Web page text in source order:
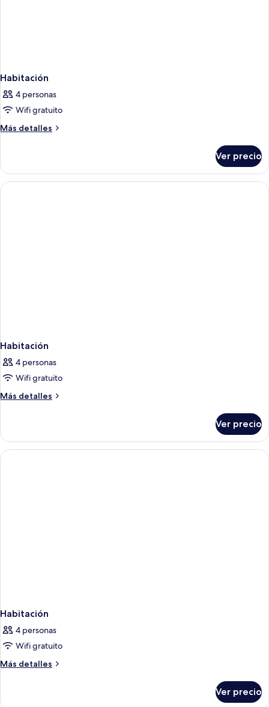
Habitación
4 personas
Wifi gratuito
Más detalles
Más
Ver precio
Habitación
4 personas
Wifi gratuito
Más detalles
Más
Ver precio
Habitación
4 personas
Wifi gratuito
Más detalles
Más
Ver precio